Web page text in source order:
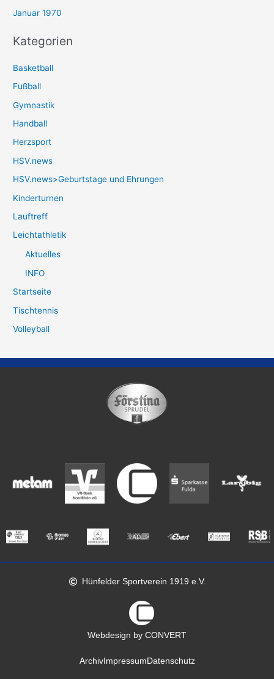
Januar 1970
Kategorien
Basketball
Fußball
Gymnastik
Handball
Herzsport
HSV.news
HSV.news>Geburtstage und Ehrungen
Kinderturnen
Lauftreff
Leichtathletik
Aktuelles
INFO
Startseite
Tischtennis
Volleyball
Hünfelder Sportverein 1919 e.V.
Webdesign by CONVERT
ArchivImpressum Datenschutz